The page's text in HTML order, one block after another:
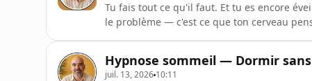
Tu fais tout ce qu'il faut. Et tu es encore
le problème — c'est ce que ton cerveau
plupart du temp
Hypnose sommeil — Dormir
juil. 13, 2026 10:11